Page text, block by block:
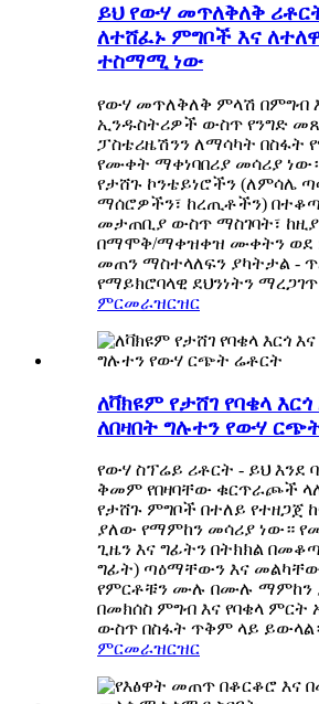
ይህ የውሃ መጥለቅለቅ
ለተሸፈኑ ምግቦች እና
ተስማሚ ነው
የውሃ መጥለቅለቅ ምላሽ በምግብ
ኢንዱስትሪዎች ውስጥ የንግድ
ፓስቴሪዜሽንን ለማሳካት በስፋት
የሙቀት ማቀነባበሪያ መሳሪያ
የታሸጉ ኮንቴይነሮችን (ለምሳሌ
ማሰሮዎችን፣ ከረጢቶችን)
መታጠቢያ ውስጥ ማስገባት፣
በማሞቅ/ማቀዝቀዝ ሙቀትን ወደ
መጠን ማስተላለፍን ያካትታል -
የማይክሮባላዊ ደህንነትን
ምርመራዝርዝር
ለቫክዩም የታሸገ የባቄላ
ለበዛበት ግሉተን የውሃ
የውሃ ስፕሬይ ሪቶርት - ይህ እንደ
ቅመም የበዛባቸው ቁርጥራጮች ላሉ
የታሸጉ ምግቦች በተለይ የተዘጋጀ
ያለው የማምከን መሳሪያ ነው።
ጊዜን እና ግፊትን በትክክል
ግፊት) ጣዕማቸውን እና
የምርቶቹን ሙሉ በሙሉ ማምከን
በመክሰስ ምግብ እና የባቄላ
ውስጥ በስፋት ጥቅም ላይ
ምርመራዝርዝር